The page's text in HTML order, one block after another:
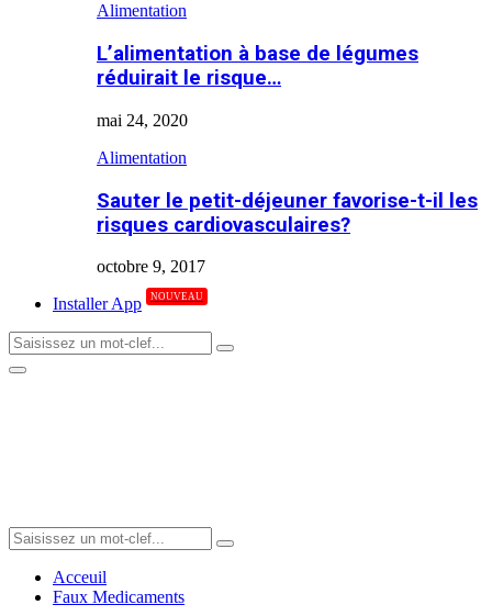
Alimentation
L’alimentation à base de légumes
réduirait le risque…
mai 24, 2020
Alimentation
Sauter le petit-déjeuner favorise-t-il les
risques cardiovasculaires?
octobre 9, 2017
Installer App
NOUVEAU
Search
for:
Search
Primary
Search
for:
Search
Acceuil
Faux Medicaments